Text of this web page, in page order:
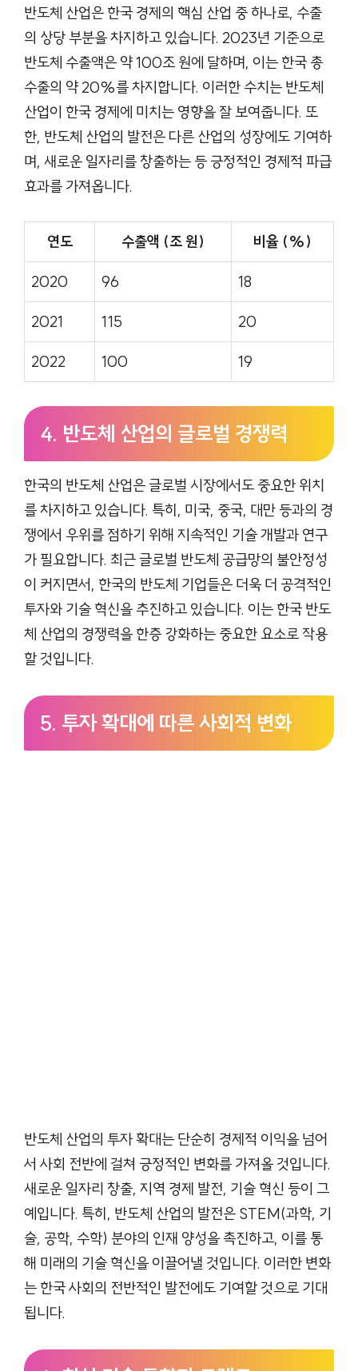
반도체 산업은 한국 경제의 핵심 산업 중 하나로, 수출
의 상당 부분을 차지하고 있습니다. 2023년 기준으로
반도체 수출액은 약 100조 원에 달하며, 이는 한국 총
수출의 약 20%를 차지합니다. 이러한 수치는 반도체
산업이 한국 경제에 미치는 영향을 잘 보여줍니다. 또
한, 반도체 산업의 발전은 다른 산업의 성장에도 기여하
며, 새로운 일자리를 창출하는 등 긍정적인 경제적 파급
효과를 가져옵니다.
연도 수출액 (조 원) 비율 (%)
2020 96 18
2021 115 20
2022 100 19
4. 반도체 산업의 글로벌 경쟁력
한국의 반도체 산업은 글로벌 시장에서도 중요한 위치
를 차지하고 있습니다. 특히, 미국, 중국, 대만 등과의 경
쟁에서 우위를 점하기 위해 지속적인 기술 개발과 연구
가 필요합니다. 최근 글로벌 반도체 공급망의 불안정성
이 커지면서, 한국의 반도체 기업들은 더욱 더 공격적인
투자와 기술 혁신을 추진하고 있습니다. 이는 한국 반도
체 산업의 경쟁력을 한층 강화하는 중요한 요소로 작용
할 것입니다.
5. 투자 확대에 따른 사회적 변화
반도체 산업의 투자 확대는 단순히 경제적 이익을 넘어
서 사회 전반에 걸쳐 긍정적인 변화를 가져올 것입니다.
새로운 일자리 창출, 지역 경제 발전, 기술 혁신 등이 그
예입니다. 특히, 반도체 산업의 발전은 STEM(과학, 기
술, 공학, 수학) 분야의 인재 양성을 촉진하고, 이를 통
해 미래의 기술 혁신을 이끌어낼 것입니다. 이러한 변화
는 한국 사회의 전반적인 발전에도 기여할 것으로 기대
됩니다.